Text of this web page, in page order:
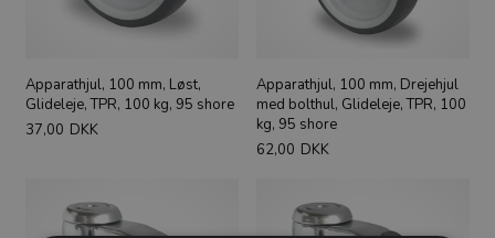
Apparathjul, 100 mm, Løst,
Glideleje, TPR, 100 kg, 95 shore
37,00 DKK
Apparathjul, 100 mm, Drejehjul
med bolthul, Glideleje, TPR, 100
kg, 95 shore
62,00 DKK